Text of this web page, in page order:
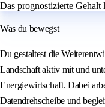
Das prognostizierte Gehalt
Was du bewegst
Du gestaltest die
Landschaft aktiv mit und
Energiewirtschaft. Dabei
Datendrehscheibe und